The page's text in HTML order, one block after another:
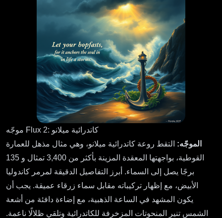
موجّه Flux 2: كاتدرائية ميلانو
الموجّه: التقط روعة كاتدرائية ميلانو، وهي مثال مذهل للعمارة
القوطية، بواجهتها المعقدة المزينة بأكثر من 3,400 تمثال و 135
برجًا يصل إلى السماء. أبرز التفاصيل الدقيقة لمرمر كاندوليا
الأبيض، مع إظهار تركيباته مقابل سماء زرقاء عميقة. يجب أن
يكون المشهد في الساعة الذهبية، مع إضاءة دافئة من أشعة
الشمس تنير المنحوتات المزخرفة للكاتدرائية وتلقي ظلالًا ناعمة.